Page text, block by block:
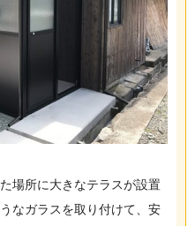
場所に大きなテラスが設置
なガラスを取り付けて、安